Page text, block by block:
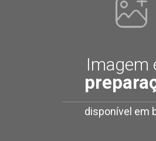
Imagem
disponível em